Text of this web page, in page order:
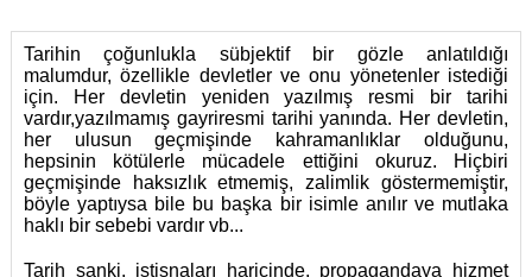
Tarihin çoğunlukla sübjektif bir gözle anlatıldığı
malumdur, özellikle devletler ve onu yönetenler istediği
için. Her devletin yeniden yazılmış resmi bir tarihi
vardır,yazılmamış gayriresmi tarihi yanında. Her devletin,
her ulusun geçmişinde kahramanlıklar olduğunu,
hepsinin kötülerle mücadele ettiğini okuruz. Hiçbiri
geçmişinde haksızlık etmemiş, zalimlik göstermemiştir,
böyle yaptıysa bile bu başka bir isimle anılır ve mutlaka
haklı bir sebebi vardır vb...
Tarih sanki, istisnaları haricinde, propagandaya hizmet